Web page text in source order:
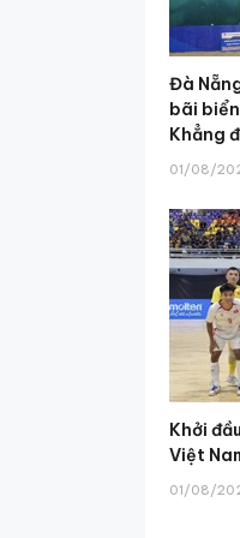
Đà
bãi
Khẳng
01/08/
Khởi
Việt
01/08/